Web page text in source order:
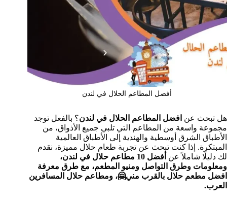
أفضل المطاعم الحلال في لندن
هل تبحث عن افضل المطاعم الحلال في لندن؟ بالفعل توجد
مجموعة واسعة من المطاعم التي تلبي جميع الأذواق، من
الأطباق الشرق أوسطية والهندية إلى الأطباق العالمية
المبتكرة. إذا كنت تبحث عن تجربة طعام حلال مميزة، نقدم
لك دليلًا شاملاً عن
أفضل 10 مطاعم حلال في لندن،
ومعلومات وطرق التواصل ومنيو المطعم، مع طرق معرفة
افضل مطعم حلال بالقرب مني🤗، ومطاعم حلال المسافرين
العرب.